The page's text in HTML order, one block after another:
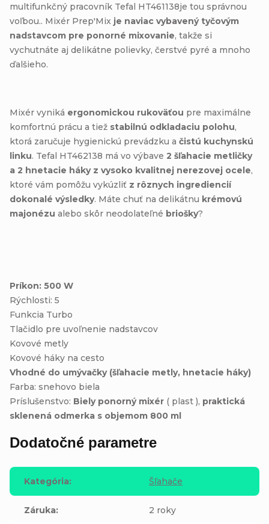
multifunkčný pracovník Tefal HT461138je tou správnou
voľbou.. Mixér Prep'Mix je naviac vybavený tyčovým
nadstavcom pre ponorné mixovanie, takže si
vychutnáte aj delikátne polievky, čerstvé pyré a mnoho
ďalšieho.
Mixér vyniká ergonomickou rukoväťou pre maximálne
komfortnú prácu a tiež stabilnú odkladaciu polohu,
ktorá zaručuje hygienickú prevádzku a čistú kuchynskú
linku. Tefal HT462138 má vo výbave 2 šľahacie metličky
a 2 hnetacie háky z vysoko kvalitnej nerezovej ocele,
ktoré vám pomôžu vykúzliť z rôznych ingrediencií
dokonalé výsledky. Máte chuť na delikátnu krémovú
majonézu alebo skôr neodolateľné briošky?
Príkon: 500 W
Rýchlosti: 5
Funkcia Turbo
Tlačidlo pre uvoľnenie nadstavcov
Kovové metly
Kovové háky na cesto
Vhodné do umývačky (šľahacie metly, hnetacie háky)
Farba: snehovo biela
Príslušenstvo: Biely ponorný mixér ( plast ), praktická
sklenená odmerka s objemom 800 ml
Dodatočné parametre
Kategória: Šľahače
Záruka: 2 roky